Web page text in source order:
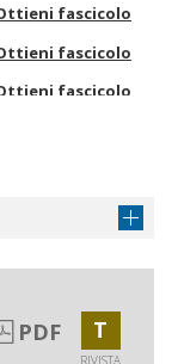
fascicolo
fascicolo
fascicolo
PDF T
RIVISTA